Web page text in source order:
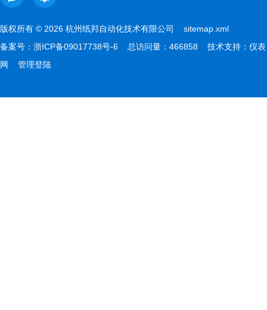
版权所有 © 2026 杭州纸邦自动化技术有限公司 sitemap.xml
备案号： 浙ICP备09017738号-6 总访问量：466858 技术支持： 仪表
网
管理登陆